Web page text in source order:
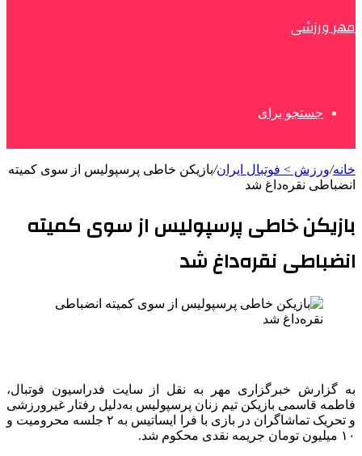
مهر ورزشی
جستجو برای
خانه/ورزش > فوتبال ایران/بازیکن خاطی پرسپولیس از سوی کمیته
انضباطی نقره‌داغ شد
بازیکن خاطی پرسپولیس از سوی کمیته
انضباطی نقره‌داغ شد
به گزارش خبرگزاری مهر به نقل از سایت فدراسیون فوتبال،
فاطمه قاسمی بازیکن تیم زنان پرسپولیس به‌دلیل رفتار غیرورزشی
و تحریک تماشاگران در بازی با فرا
ایساتیس
به ۲ جلسه محرومیت و
۱۰ میلیون تومان جریمه نقدی محکوم شد.